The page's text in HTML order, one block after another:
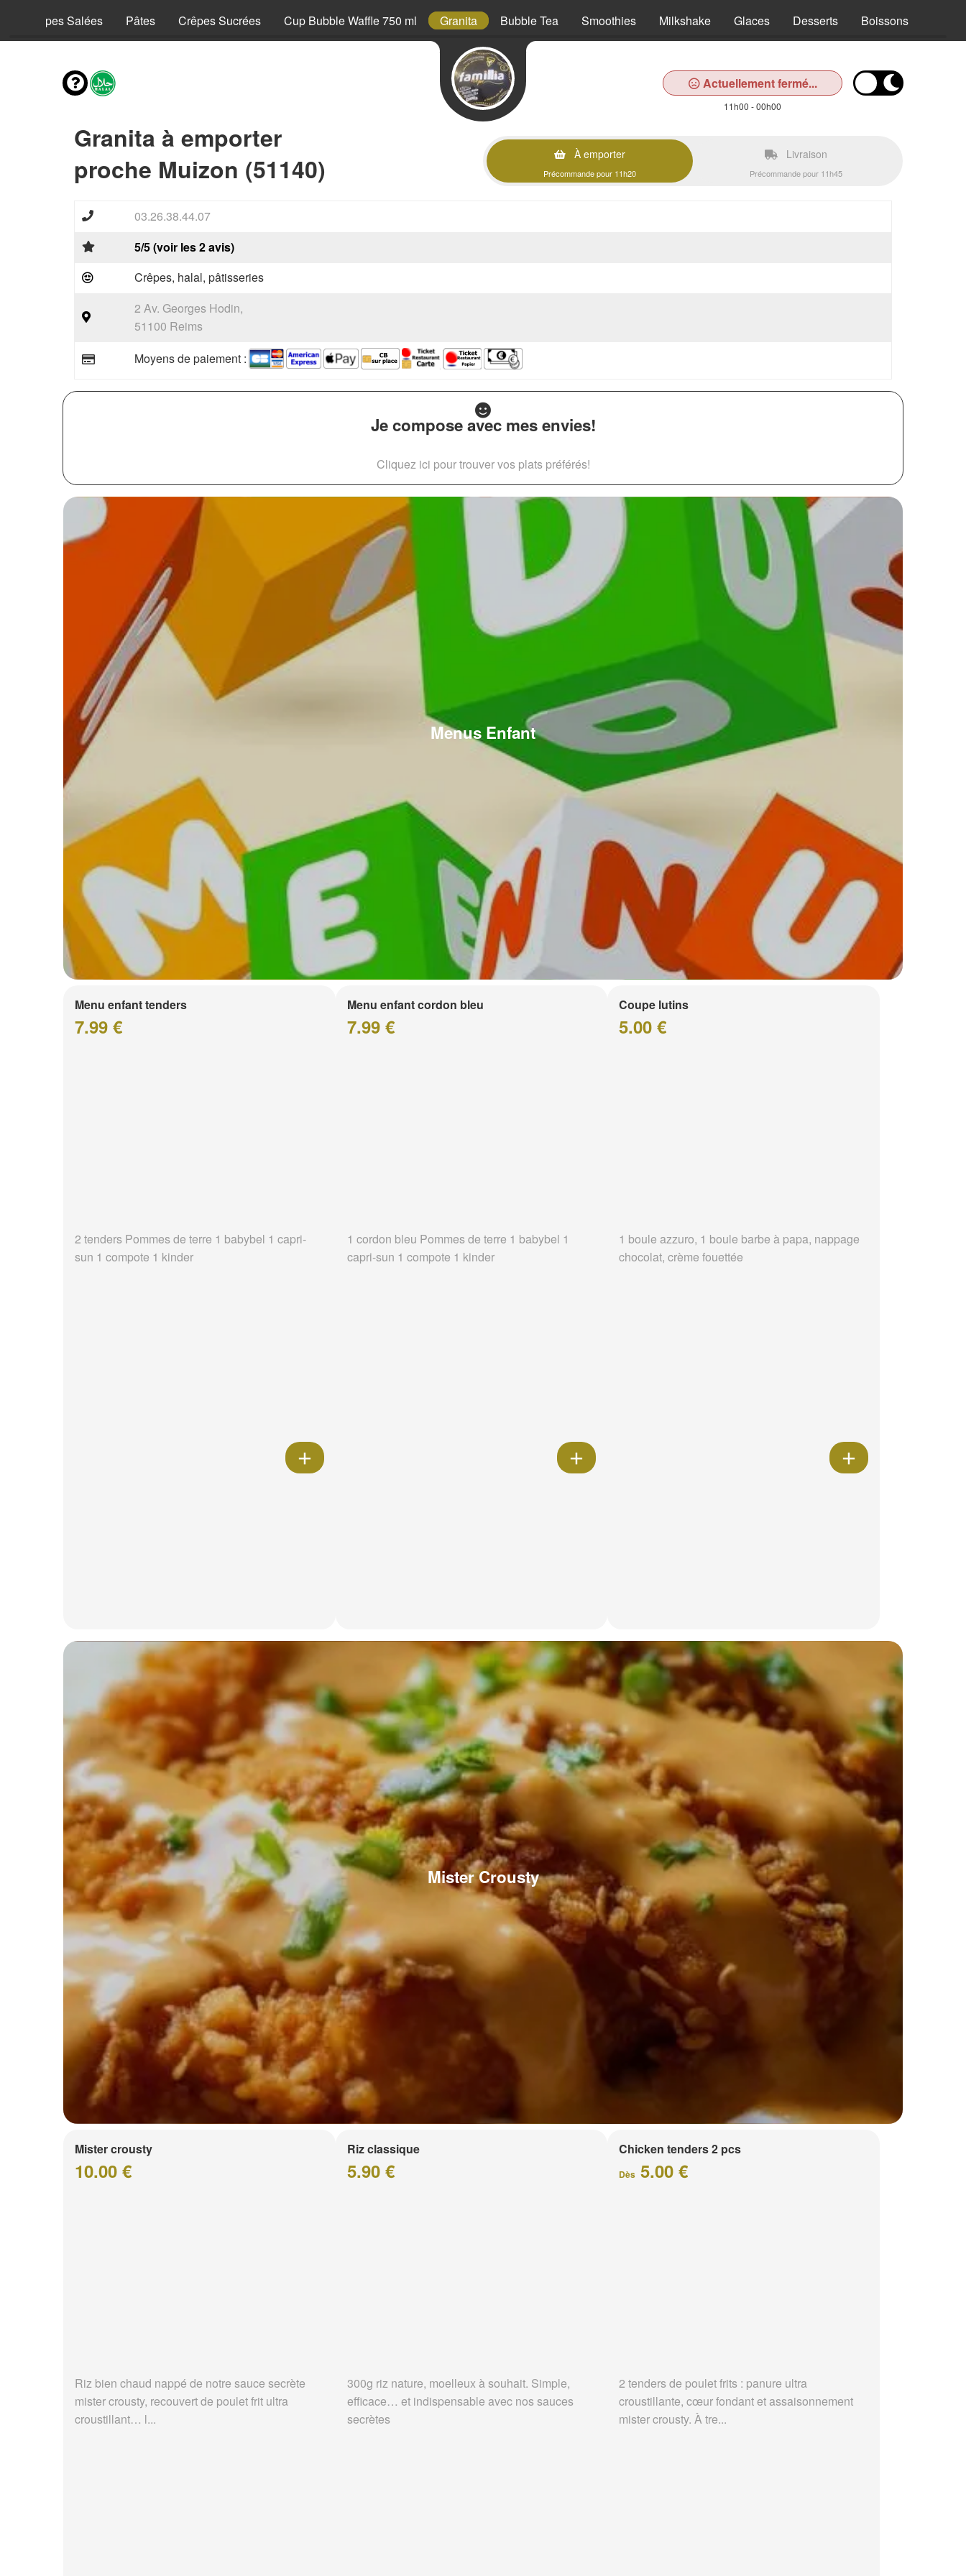
Crêpes Salées Pâtes Crêpes Sucrées Cup Bubble Waffle 750 ml Granita Bubble Tea Smoothies Milkshake Glaces Desserts Boissons
Actuellement fermé...
11h00 - 00h00
Granita à emporter
proche Muizon (51140)
À emporter
Précommande pour 11h20
Livraison
Précommande pour 11h45
03.26.38.44.07
5/5 (voir les 2 avis)
Crêpes, halal, pâtisseries
2 Av. Georges Hodin,
51100 Reims
Moyens de paiement :
Je compose avec mes envies!
Cliquez ici pour trouver vos plats préférés!
Menus Enfant
Menu enfant tenders
7.99 €
2 tenders Pommes de terre 1 babybel 1 capri-
sun 1 compote 1 kinder
Menu enfant cordon bleu
7.99 €
1 cordon bleu Pommes de terre 1 babybel 1
capri-sun 1 compote 1 kinder
Coupe lutins
5.00 €
1 boule azzuro, 1 boule barbe à papa, nappage
chocolat, crème fouettée
Mister Crousty
Mister crousty
10.00 €
Riz bien chaud nappé de notre sauce secrète
mister crousty, recouvert de poulet frit ultra
croustillant… l...
Riz classique
5.90 €
300g riz nature, moelleux à souhait. Simple,
efficace… et indispensable avec nos sauces
secrètes
Chicken tenders 2 pcs
Dès 5.00 €
2 tenders de poulet frits : panure ultra
croustillante, cœur fondant et assaisonnement
mister crousty. À tre...